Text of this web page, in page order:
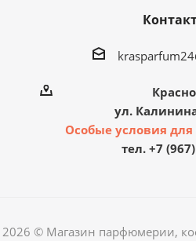
ул.
Особые условия
тел. +7
2026 © Магазин парфюмерии,